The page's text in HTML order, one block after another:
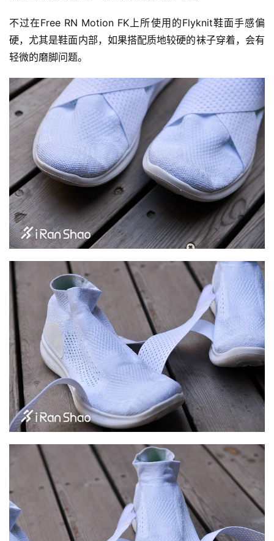
不过在Free RN Motion FK上所使用的Flyknit鞋面手感偏
硬，尤其是鞋面内部，如果搭配质地较硬的袜子穿着，会有
轻微的磨脚问题。